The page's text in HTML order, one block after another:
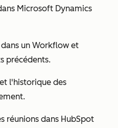
Microsoft Dynamics
un Workflow et
précédents.
l'historique des
réunions dans HubSpot